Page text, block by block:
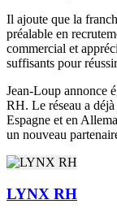
Il ajoute que la
préalable en
commercial et
suffisants pour
Jean-Loup annonce
RH. Le réseau a
Espagne et en
un nouveau
LYNX RH